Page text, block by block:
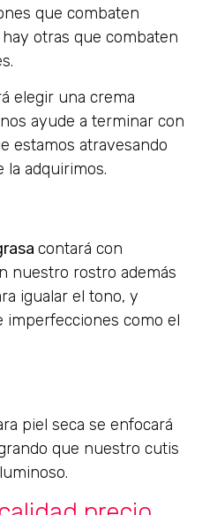
que combaten
otras que combaten
elegir una crema
ayude a terminar con
estamos atravesando
la adquirimos.
contará con
nuestro rostro además
igualar el tono, y
imperfecciones como el
piel seca se enfocará
que nuestro cutis